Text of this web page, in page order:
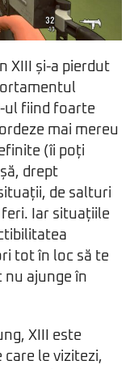
XIII și-a pierdut
ul fiind foarte
mai mereu
(îi poți
drept
de salturi
Iar situațiile
tot în loc să te
nu ajunge în
XIII este
le vizitezi,